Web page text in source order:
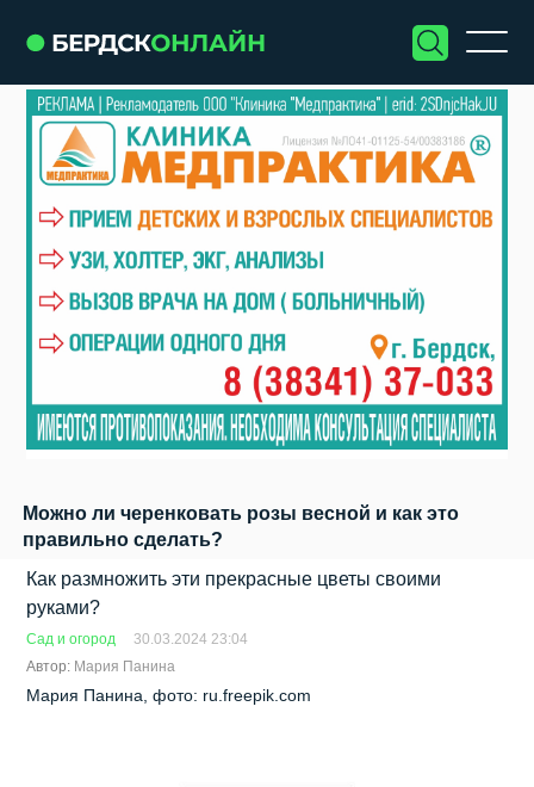
Можно ли черенковать розы весной и как это
правильно сделать?
Как размножить эти прекрасные цветы своими
руками?
Сад и огород
30.03.2024 23:04
Автор: Мария Панина
Мария Панина, фото: ru.freepik.com